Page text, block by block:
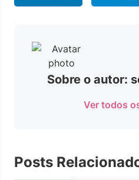
Sobre o autor:
Ver todos
Posts